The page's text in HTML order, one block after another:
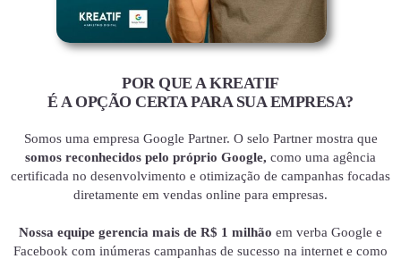
POR QUE A KREATIF
É A OPÇÃO CERTA PARA SUA EMPRESA?
Somos uma empresa Google Partner. O selo Partner mostra que
somos reconhecidos pelo próprio Google, como uma agência
certificada no desenvolvimento e otimização de campanhas focadas
diretamente em vendas online para empresas.
Nossa equipe gerencia mais de R$ 1 milhão em verba Google e
Facebook com inúmeras campanhas de sucesso na internet e como